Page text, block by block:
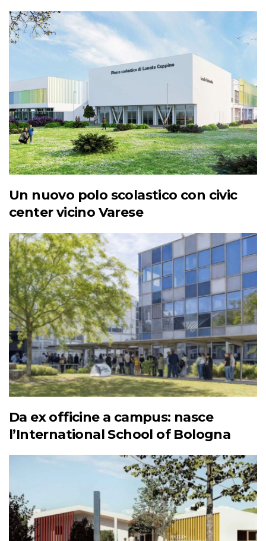
Un nuovo polo scolastico con civic
center vicino Varese
Da ex officine a campus: nasce
l’International School of Bologna